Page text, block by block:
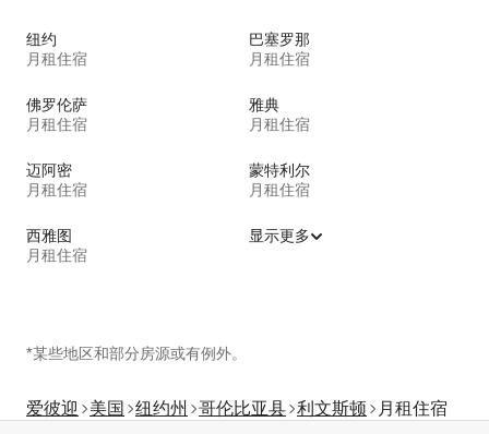
纽约
月租住宿
巴塞罗那
月租住宿
佛罗伦萨
月租住宿
雅典
月租住宿
迈阿密
月租住宿
蒙特利尔
月租住宿
西雅图
月租住宿
显示更多
*某些地区和部分房源或有例外。
爱彼迎 美国 纽约州 哥伦比亚县 利文斯顿 月租住宿